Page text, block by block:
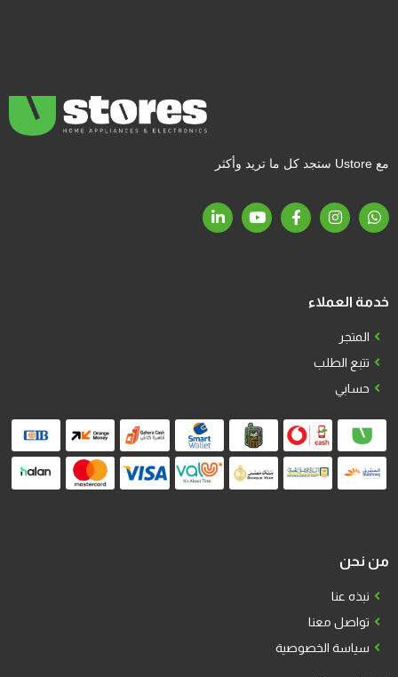
مع Ustore ستجد كل ما تريد وأكثر
خدمة العملاء
المتجر
تتبع الطلب
حسابي
من نحن
نبذه عنا
تواصل معنا
سياسة الخصوصية